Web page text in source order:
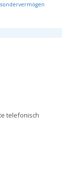
telefonisch